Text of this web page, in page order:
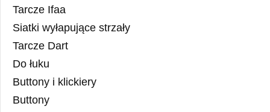
Tarcze Ifaa
Siatki wyłapujące strzały
Tarcze Dart
Do łuku
Buttony i klickiery
Buttony